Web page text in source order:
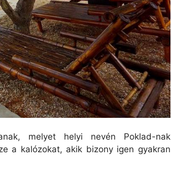
melyet helyi nevén Poklad-nak
a kalózokat, akik bizony igen gyakran